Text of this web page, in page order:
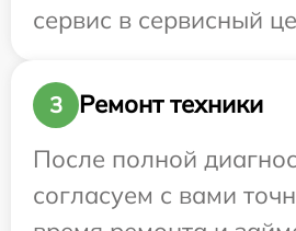
сервис в сервисный
3
Ремонт техники
После полной
согласуем с вами